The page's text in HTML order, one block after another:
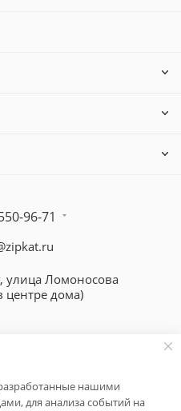
96-71
улица Ломоносова
центре дома)
нашими
для анализа событий на